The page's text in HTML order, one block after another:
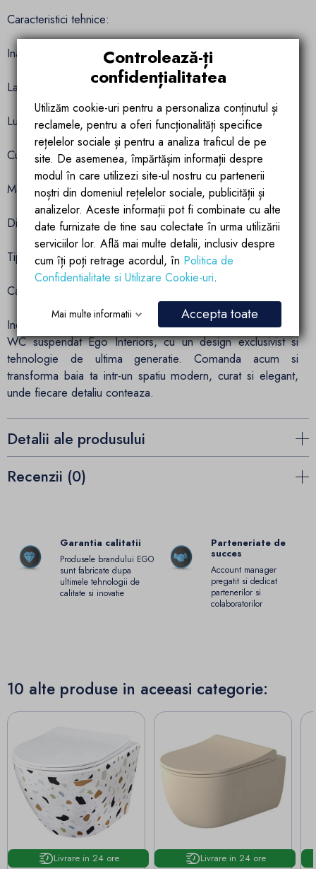
Caracteristici tehnice:
Inaltime: 37 cm
Latime: 37 cm
Lungime: 49 cm
Culoare: Alb Auriu Lucios cu dunga Gold Line
Material: Ceramica sanitara
Distanta montare: 18 cm
Tip montaj: Suspendat
Capac inclus: Da, din duroplast alb rezistent la zgarieturi
Indrazneste sa aduci rafinamentul in baia ta alegand vasul
WC suspendat Ego Interiors, cu un design exclusivist si
tehnologie de ultima generatie. Comanda acum si
transforma baia ta intr-un spatiu modern, curat si elegant,
unde fiecare detaliu conteaza.
Detalii ale produsului
Recenzii (0)
Garantia calitatii
Produsele brandului EGO
sunt fabricate dupa
ultimele tehnologii de
calitate si inovatie
Parteneriate de
succes
Account manager
pregatit si dedicat
partenerilor si
colaboratorilor
10 alte produse in aceeasi categorie:
Livrare in 24 ore Livrare in 24 ore
Controlează-ți
confidențialitatea
Utilizăm cookie-uri pentru a personaliza conținutul și
reclamele, pentru a oferi funcționalități specifice
rețelelor sociale și pentru a analiza traficul de pe
site. De asemenea, împărtășim informații despre
modul în care utilizezi site-ul nostru cu partenerii
noștri din domeniul rețelelor sociale, publicității și
analizelor. Aceste informații pot fi combinate cu alte
date furnizate de tine sau colectate în urma utilizării
serviciilor lor. Află mai multe detalii, inclusiv despre
cum îți poți retrage acordul, în Politica de
Confidentialitate si Utilizare Cookie-uri.
Mai multe informatii Accepta toate